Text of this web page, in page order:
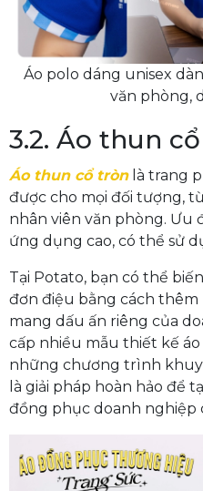
Áo polo dáng unisex
văn phòng,
3.2. Áo thun
Áo thun cổ trònlà trang
được cho mọi đối tượng,
nhân viên văn phòng. Ưu
ứng dụng cao, có thể sử
Tại Potato, bạn có thể
đơn điệu bằng cách
mang dấu ấn riêng của
cấp nhiều mẫu thiết kế
những chương trình
là giải pháp hoàn hảo để
đồng phục doanh nghiệp